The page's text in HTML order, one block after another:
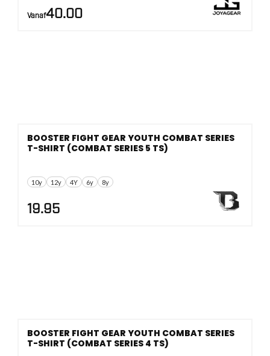
Vanaf40.00
10y 12y 4Y 6y 8y
BOOSTER FIGHT GEAR YOUTH COMBAT SERIES
T-SHIRT (COMBAT SERIES 5 TS)
19.95
BOOSTER FIGHT GEAR YOUTH COMBAT SERIES
T-SHIRT (COMBAT SERIES 4 TS)